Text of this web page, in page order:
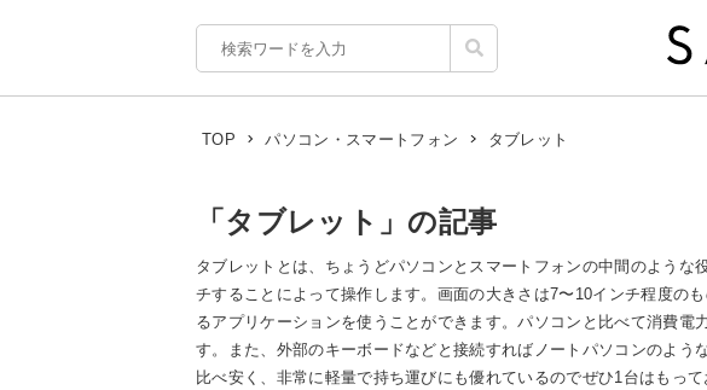
TOP パソコン・スマートフォン タブレット
「タブレット」の記事
タブレットとは、ちょうどパソコンとスマートフォンの中間のような
チすることによって操作します。画面の大きさは7〜10インチ程度の
るアプリケーションを使うことができます。パソコンと比べて消費電
す。また、外部のキーボードなどと接続すればノートパソコンのよう
比べ安く、非常に軽量で持ち運びにも優れているのでぜひ1台はもっ